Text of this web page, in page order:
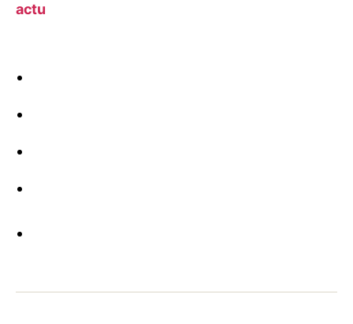
actu